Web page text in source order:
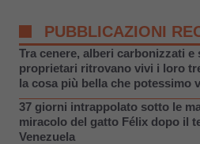
PUBBLICAZIONI
Tra cenere, alberi carbonizzati e
proprietari ritrovano vivi i loro
la cosa più bella che potessimo
37 giorni intrappolato sotto le
miracolo del gatto Félix dopo il
Venezuela